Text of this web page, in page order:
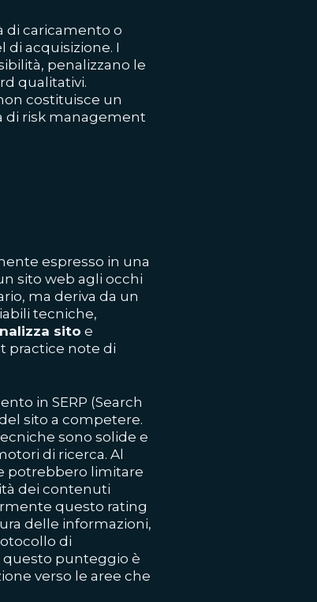
di caricamento o
acquisizione. I
penalizzano le
qualitativi.
costituisce un
di risk management
espresso in una
sito web agli occhi
ma deriva da un
tecniche,
sito e
practice note di
in SERP (Search
sito a competere.
sono solide e
di ricerca. Al
potrebbero limitare
dei contenuti
questo rating
delle informazioni,
di
questo punteggio è
verso le aree che